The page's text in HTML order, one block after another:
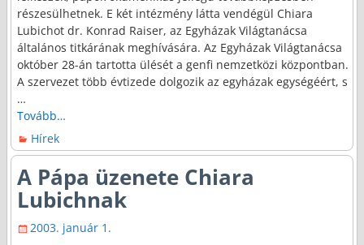
részesülhetnek. E két intézmény látta vendégül Chiara
Lubichot dr. Konrad Raiser, az Egyházak Világtanácsa
általános titkárának meghívására. Az Egyházak Világtanácsa
október 28-án tartotta ülését a genfi nemzetközi központban.
A szervezet több évtizede dolgozik az egyházak egységéért, s
…
Tovább…
Hírek
A Pápa üzenete Chiara
Lubichnak
2003. január 1.